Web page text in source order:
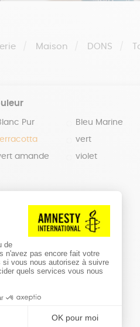
Maison DONS
Pur Bleu Marine
vert
amande violet